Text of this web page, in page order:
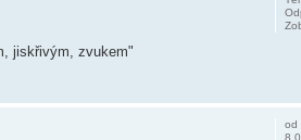
jiskřivým, zvukem"
od